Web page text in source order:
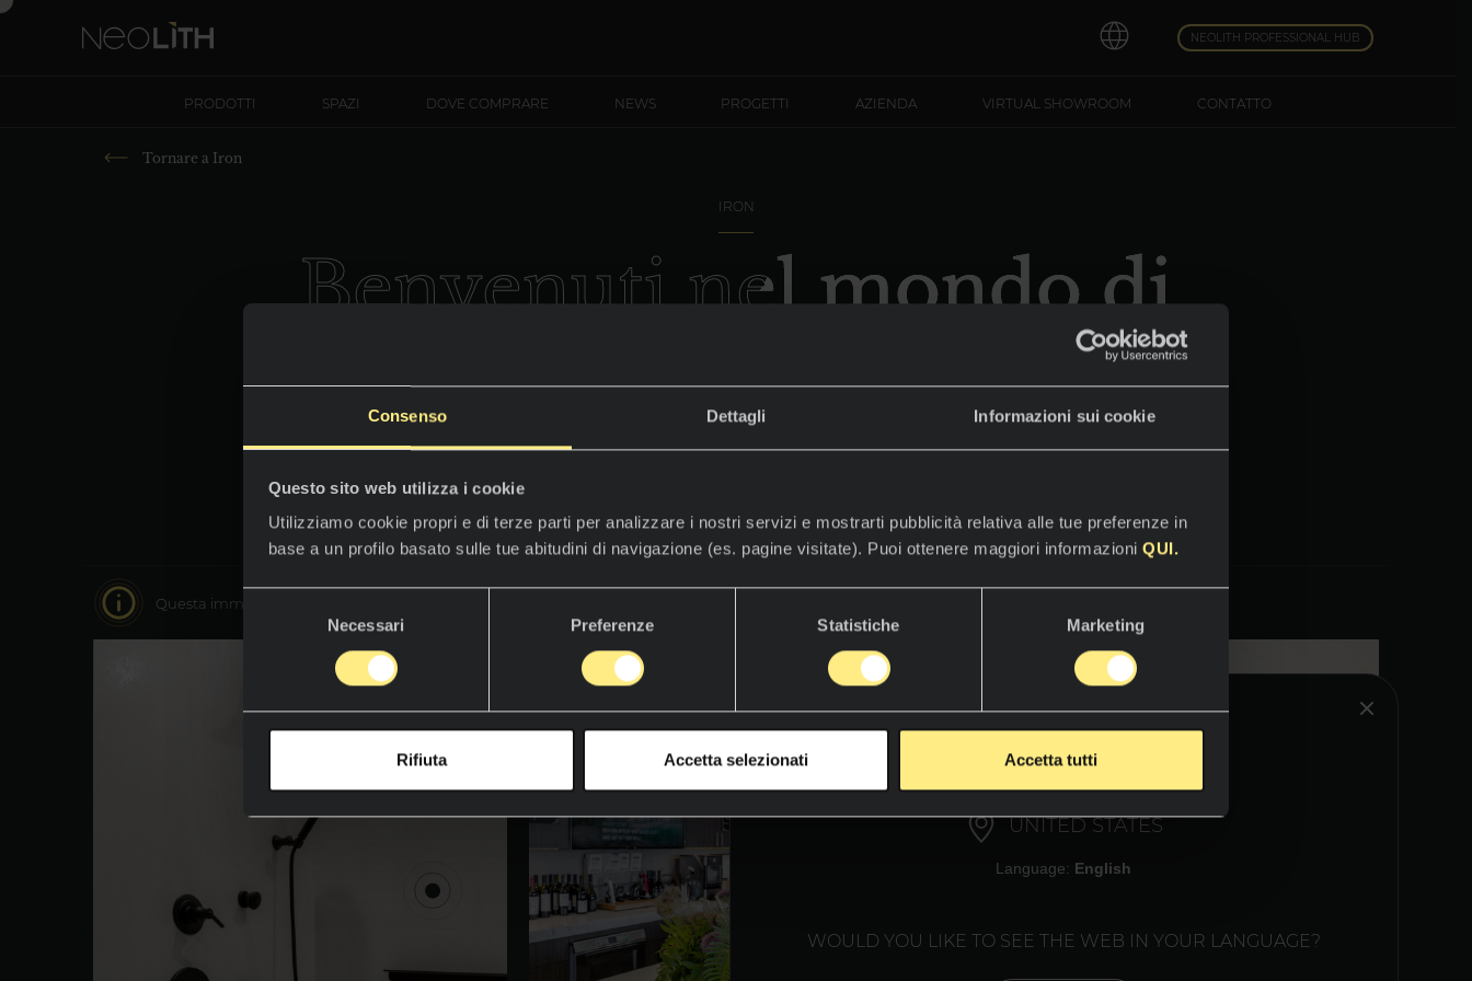
Consenso Dettagli Informazioni sui cookie
Questo sito web utilizza i cookie
Utilizziamo cookie propri e di terze parti per analizzare i nostri servizi e mostrarti pubblicità relativa alle tue preferenze in
base a un profilo basato sulle tue abitudini di navigazione (es. pagine visitate). Puoi ottenere maggiori informazioni QUI.
Necessari Preferenze Statistiche Marketing
Rifiuta Accetta selezionati Accetta tutti
NEOLITH PROFESSIONAL HUB
PRODOTTI SPAZI DOVE COMPRARE NEWS PROGETTI AZIENDA VIRTUAL SHOWROOM CONTATTO
UNITED STATES
Language: English
WOULD YOU LIKE TO SEE THE WEB IN YOUR LANGUAGE?
Tornare a Iron
IRON
Benvenuti nel mondo di
Iron Frost
Luminosità che sorprende.
Questa immagine è interattiva, spostati su di essa per scoprire il mondo Neolith